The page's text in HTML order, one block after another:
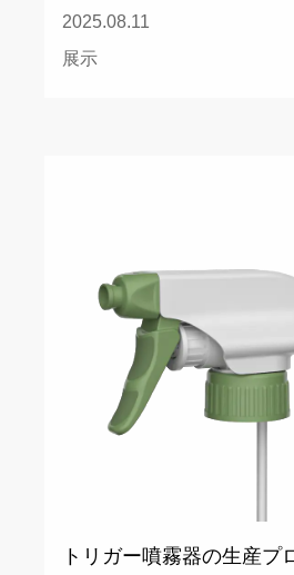
2025.08.11
展示
トリガー噴霧器の生産プ